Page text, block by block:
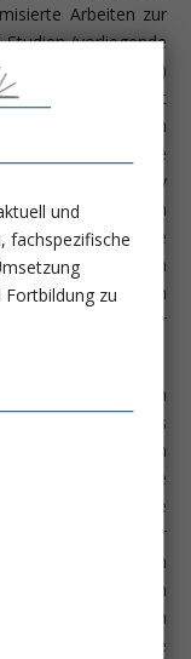
Arbeiten zur
(vorliegende
im NEJM, Vol. 338)
mit
scheinen
sein. Während die
der protektiv
Klassiker von den
durch die
anderen beiden
Defätisten
eh´ schon immer
sich jedoch ein
und keineswegs
vor allem wenn
der Amato-Studie
adäquate
Patienten der
mit mittleren
Werten von 7 - 9 cm
dies ausreichte, um
anmutende
und
fachspezifische
zu